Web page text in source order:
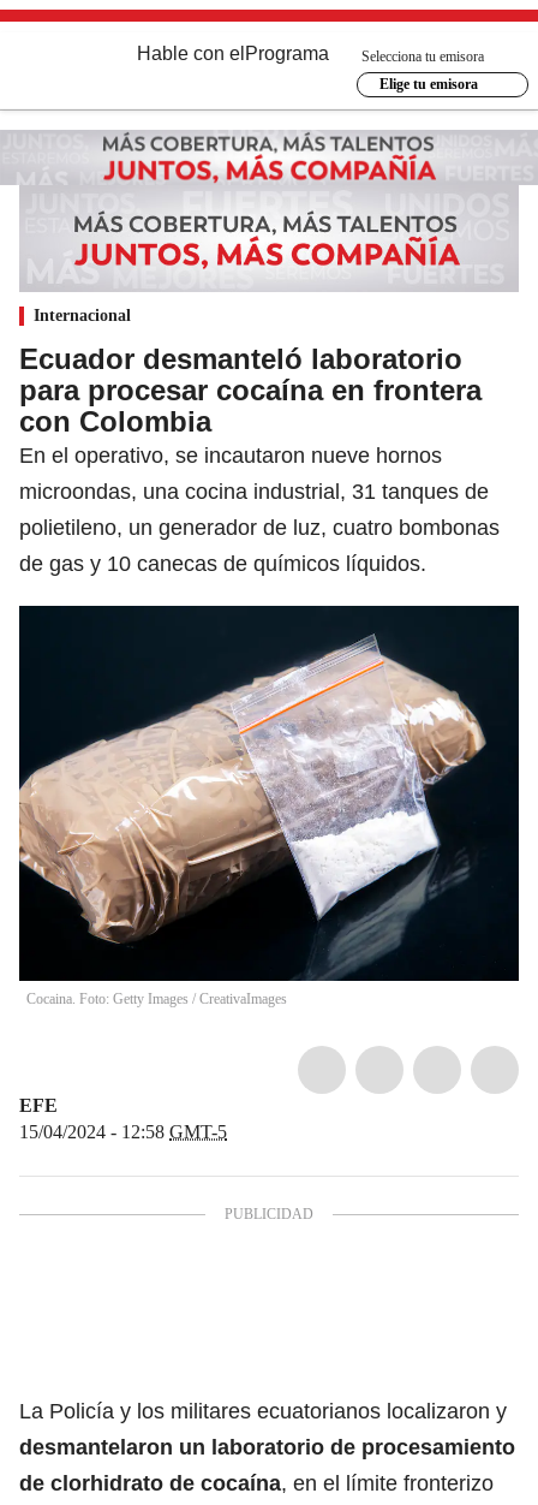
Hable con el Programa
Selecciona tu emisora
Elige tu emisora
Internacional
Ecuador desmanteló laboratorio
para procesar cocaína en frontera
con Colombia
En el operativo, se incautaron nueve hornos
microondas, una cocina industrial, 31 tanques de
polietileno, un generador de luz, cuatro bombonas
de gas y 10 canecas de químicos líquidos.
Cocaina. Foto: Getty Images / CreativaImages
EFE
15/04/2024 - 12:58 GMT-5
La Policía y los militares ecuatorianos localizaron y
desmantelaron un laboratorio de procesamiento
de clorhidrato de cocaína, en el límite fronterizo